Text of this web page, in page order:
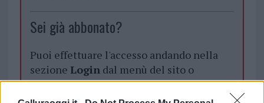
Sei già abbonato?
Puoi effettuare l'accesso andando nella
sezione Logindal menù del sito o
cliccandoqui